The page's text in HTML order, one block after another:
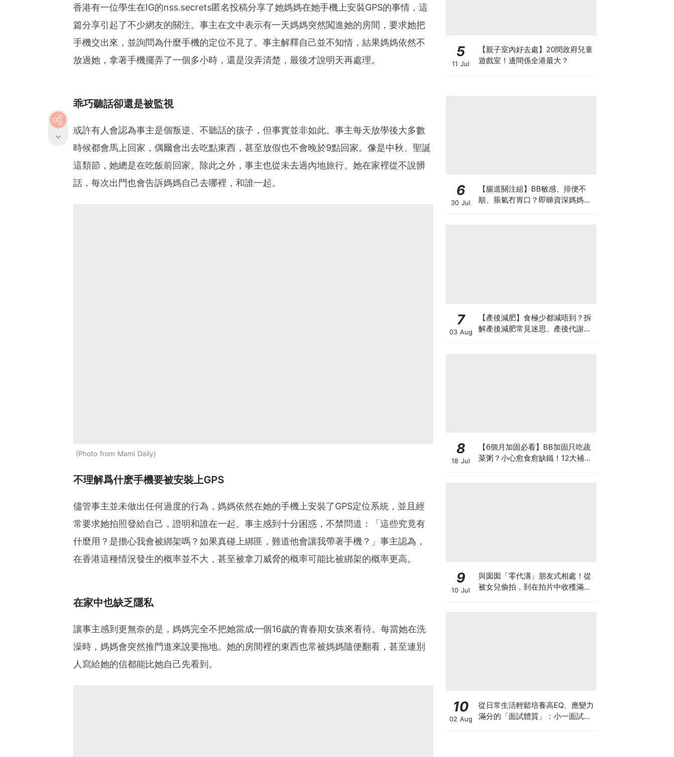
香港有一位學生在IG的nss.secrets匿名投稿分享了她媽媽在她手機上安裝GPS的事情，這
篇分享引起了不少網友的關注。事主在文中表示有一天媽媽突然闖進她的房間，要求她把
手機交出來，並詢問為什麼手機的定位不見了。事主解釋自己並不知情，結果媽媽依然不
放過她，拿著手機擺弄了一個多小時，還是沒弄清楚，最後才說明天再處理。
乖巧聽話卻還是被監視
或許有人會認為事主是個叛逆、不聽話的孩子，但事實並非如此。事主每天放學後大多數
時候都會馬上回家，偶爾會出去吃點東西，甚至放假也不會晚於9點回家。像是中秋、聖誕
這類節，她總是在吃飯前回家。除此之外，事主也從未去過內地旅行。她在家裡從不說髒
話，每次出門也會告訴媽媽自己去哪裡，和誰一起。
Photo from Mami Daily
不理解爲什麽手機要被安裝上GPS
儘管事主並未做出任何過度的行為，媽媽依然在她的手機上安裝了GPS定位系統，並且經
常要求她拍照發給自己，證明和誰在一起。事主感到十分困惑，不禁問道：「這些究竟有
什麼用？是擔心我會被綁架嗎？如果真碰上綁匪，難道他會讓我帶著手機？」事主認為，
在香港這種情況發生的概率並不大，甚至被拿刀威脅的概率可能比被綁架的概率更高。
在家中也缺乏隱私
讓事主感到更無奈的是，媽媽完全不把她當成一個16歲的青春期女孩來看待。每當她在洗
澡時，媽媽會突然推門進來說要拖地。她的房間裡的東西也常被媽媽隨便翻看，甚至連別
人寫給她的信都能比她自己先看到。
5
11 Jul
【親子室內好去處】20間政府兒童
遊戲室！邊間係全港最大？
6
30 Jul
【腸道關注組】BB敏感、排便不
順、脹氣冇胃口？即睇資深媽媽分
7
03 Aug
【產後減肥】食極少都減唔到？拆
解產後減肥常見迷思、產後代謝、
8
18 Jul
【6個月加固必看】BB加固只吃蔬
菜粥？小心愈食愈缺鐵！12大補鐵
9
10 Jul
與囡囡「零代溝」朋友式相處！從
被女兒偷拍，到在拍片中收穫滿足
10
02 Aug
從日常生活輕鬆培養高EQ、應變力
滿分的「面試體質」：小一面試最